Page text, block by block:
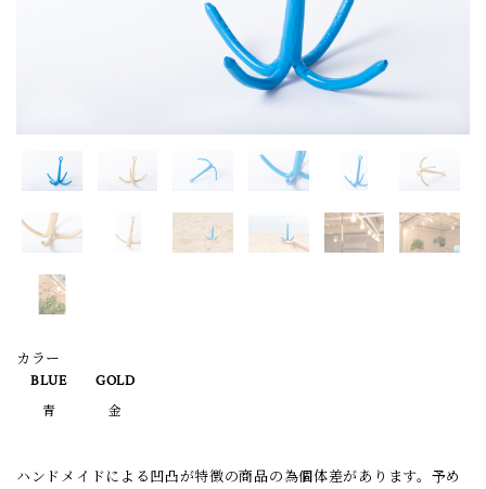
カラー
BLUE
青
GOLD
金
ハンドメイドによる凹凸が特徴の商品の為個体差があります。予め